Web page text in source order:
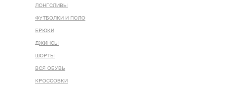
ЛОНГСЛИВЫ
ФУТБОЛКИ И ПОЛО
БРЮКИ
ДЖИНСЫ
ШОРТЫ
ВСЯ ОБУВЬ
КРОССОВКИ